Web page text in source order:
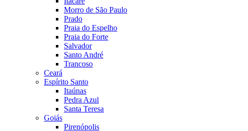
Morro de São Paulo
Prado
Praia do Espelho
Praia do Forte
Salvador
Santo André
Trancoso
Ceará
Espírito Santo
Itaúnas
Pedra Azul
Santa Teresa
Goiás
Pirenópolis